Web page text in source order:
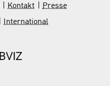
Kontakt
Presse
International